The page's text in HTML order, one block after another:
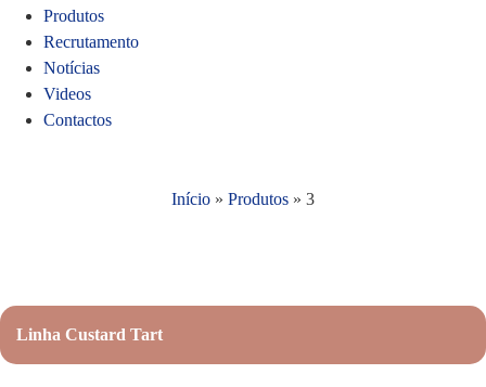
Produtos
Recrutamento
Notícias
Videos
Contactos
Início » Produtos » 3
Linha Custard Tart